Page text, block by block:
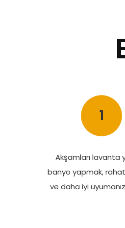
1
Akşamları lavanta
banyo yapmak,
ve daha iyi